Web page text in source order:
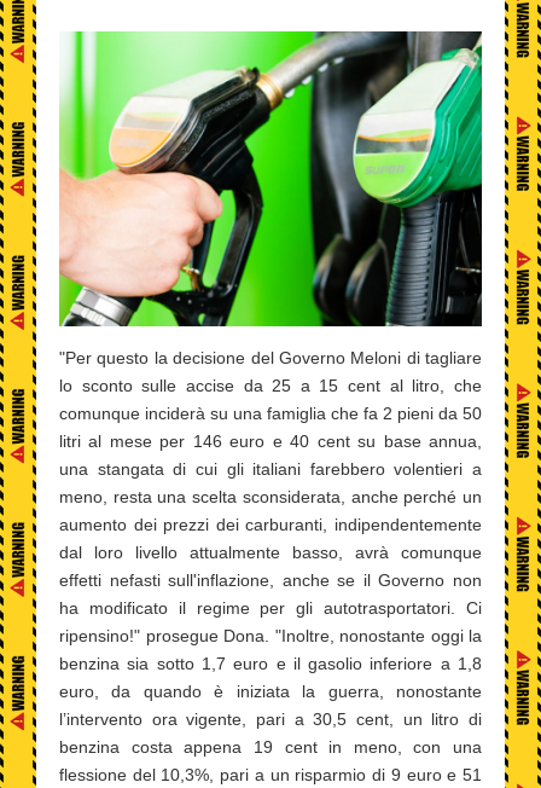
"Per questo la decisione del Governo Meloni di tagliare
lo sconto sulle accise da 25 a 15 cent al litro, che
comunque inciderà su una famiglia che fa 2 pieni da 50
litri al mese per 146 euro e 40 cent su base annua,
una stangata di cui gli italiani farebbero volentieri a
meno, resta una scelta sconsiderata, anche perché un
aumento dei prezzi dei carburanti, indipendentemente
dal loro livello attualmente basso, avrà comunque
effetti nefasti sull'inflazione, anche se il Governo non
ha modificato il regime per gli autotrasportatori. Ci
ripensino!" prosegue Dona. "Inoltre, nonostante oggi la
benzina sia sotto 1,7 euro e il gasolio inferiore a 1,8
euro, da quando è iniziata la guerra, nonostante
l’intervento ora vigente, pari a 30,5 cent, un litro di
benzina costa appena 19 cent in meno, con una
flessione del 10,3%, pari a un risparmio di 9 euro e 51